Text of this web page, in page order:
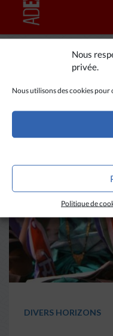
Nous
privée.
Nous utilisons des cookies
Politique de
A
DIVERS HORIZONS